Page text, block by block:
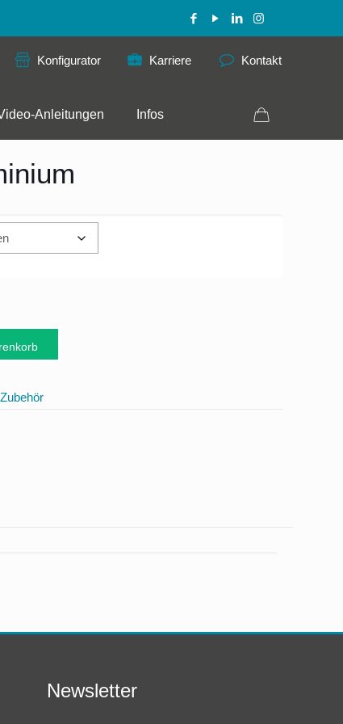
Anleitungen Infos
Konfigurator Karriere Kontakt
Newsletter